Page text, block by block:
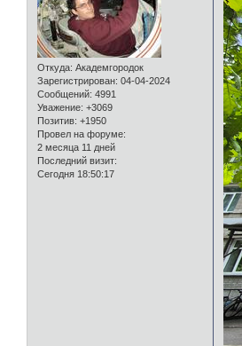
Откуда: Академгородок
Зарегистрирован: 04-04-2024
Сообщений: 4991
Уважение: +3069
Позитив: +1950
Провел на форуме:
2 месяца 11 дней
Последний визит:
Сегодня 18:50:17